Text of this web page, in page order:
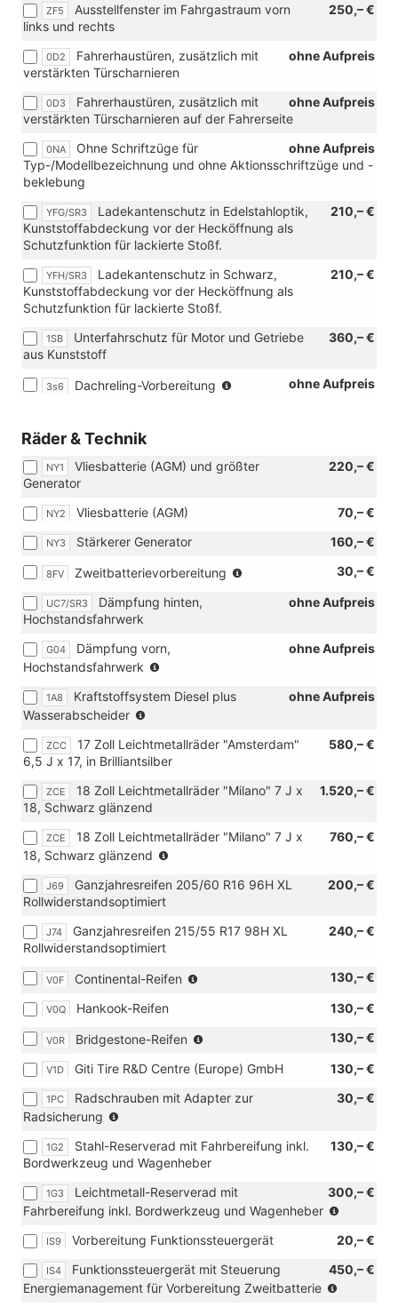
Vorbereitung)
ZF5 250,– €
Ausstellfenster im Fahrgastraum vorn
links und rechts
0D2 ohne Aufpreis
Fahrerhaustüren, zusätzlich mit
verstärkten Türscharnieren
0D3 ohne Aufpreis
Fahrerhaustüren, zusätzlich mit
verstärkten Türscharnieren auf der Fahrerseite
0NA ohne Aufpreis
Ohne Schriftzüge für
Typ-/Modellbezeichnung und ohne Aktionsschriftzüge und -
beklebung
YFG/SR3 210,– €
Ladekantenschutz in Edelstahloptik,
Kunststoffabdeckung vor der Hecköffnung als
Schutzfunktion für lackierte Stoßf.
YFH/SR3 210,– €
Ladekantenschutz in Schwarz,
Kunststoffabdeckung vor der Hecköffnung als
Schutzfunktion für lackierte Stoßf.
1SB 360,– €
Unterfahrschutz für Motor und Getriebe
aus Kunststoff
3s6 ohne Aufpreis
Dachreling-Vorbereitung
Räder & Technik
NY1 220,– €
Vliesbatterie (AGM) und größter
Generator
NY2 70,– €
Vliesbatterie (AGM)
NY3 160,– €
Stärkerer Generator
8FV 30,– €
Zweitbatterievorbereitung
Verbindung
Vorbereitung
mit
oder
mit
für
Zweitbatterie)
UC7/SR3 ohne Aufpreis
Dämpfung hinten,
Hochstandsfahrwerk
G04 ohne Aufpreis
Dämpfung vorn,
Hochstandsfahrwerk
Verbindung
Dämpfung
hinten,
Hochstandsfahrwerk)
1A8 ohne Aufpreis
Kraftstoffsystem Diesel plus
Wasserabscheider
Verbindung
mit
ZCC 580,– €
17 Zoll Leichtmetallräder "Amsterdam"
6,5 J x 17, in Brilliantsilber
ZCE 1.520,– €
18 Zoll Leichtmetallräder "Milano" 7 J x
18, Schwarz glänzend
ZCE 760,– €
18 Zoll Leichtmetallräder "Milano" 7 J x
18, Schwarz glänzend
Verbindung
PanAmericana
J69 200,– €
Ganzjahresreifen 205/60 R16 96H XL
Rollwiderstandsoptimiert
J74 240,– €
Ganzjahresreifen 215/55 R17 98H XL
Rollwiderstandsoptimiert
V0F 130,– €
Continental-Reifen
[J69]
Ganzjahresreifen
205/60
R16
oder
[J74]
215/55
R17
XL)
V0Q 130,– €
Hankook-Reifen
V0R 130,– €
Bridgestone-Reifen
Verbindung
[J69]
205/60
R16
96H
XL
oder
[J74]
Ganzjahresreifen
R17
98H
V1D 130,– €
Giti Tire R&D Centre (Europe) GmbH
1PC 30,– €
Radschrauben mit Adapter zur
Radsicherung
Verbindung
mit
1G2 130,– €
Stahl-Reserverad mit Fahrbereifung inkl.
Bordwerkzeug und Wagenheber
1G3 300,– €
Leichtmetall-Reserverad mit
Fahrbereifung inkl. Bordwerkzeug und Wagenheber
IS9 20,– €
Vorbereitung Funktionssteuergerät
IS4 450,– €
Funktionssteuergerät mit Steuerung
Energiemanagement für Vorbereitung Zweitbatterie